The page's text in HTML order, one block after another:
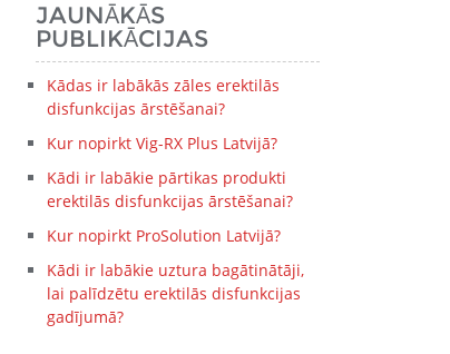
JAUNĀKĀS
PUBLIKĀCIJAS
Kādas ir labākās zāles erektilās
disfunkcijas ārstēšanai?
Kur nopirkt Vig-RX Plus Latvijā?
Kādi ir labākie pārtikas produkti
erektilās disfunkcijas ārstēšanai?
Kur nopirkt ProSolution Latvijā?
Kādi ir labākie uztura bagātinātāji,
lai palīdzētu erektilās disfunkcijas
gadījumā?